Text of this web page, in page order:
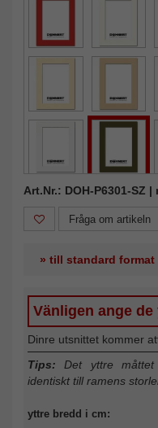
Art.Nr.: DOH-P6301-SZ
Fråga om artikeln
» till standard format
Vänligen ange
Dinre utsnittet kommer
Tips: Det yttre måttet
identiskt till ramens
yttre bredd i cm: